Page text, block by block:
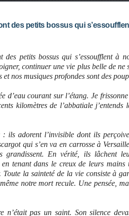
des petits bossus qui
des petits bossus qui s’essoufflent à
continuer une vie plus belle de ne
nos musiques profondes sont des
d’eau courant sur l’étang. Je
kilomètres de l’abbatiale j’entends
: ils adorent l’invisible dont ils
qui s’en va en carrosse à
En vérité, ils lâchent
tenant dans le creux de leurs mains
la sainteté de la vie consiste à
notre mort recule. Une pensée,
n’était pas un saint. Son silence